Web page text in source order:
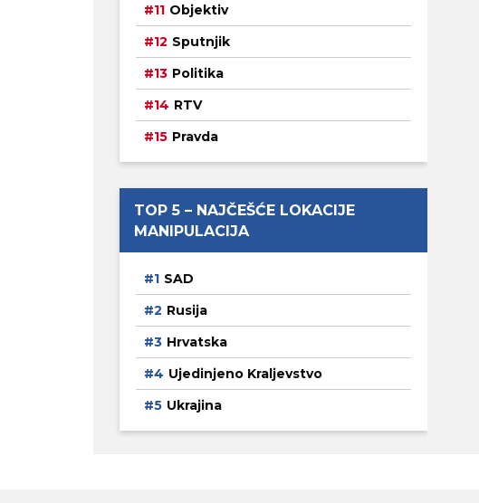
Objektiv
Sputnjik
Politika
RTV
Pravda
TOP 5 – NAJČEŠĆE LOKACIJE
MANIPULACIJA
SAD
Rusija
Hrvatska
Ujedinjeno Kraljevstvo
Ukrajina